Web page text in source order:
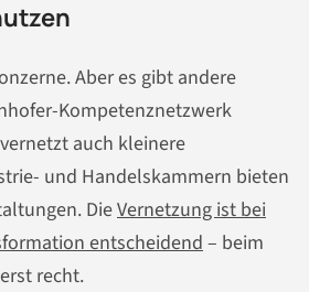
Aber es gibt andere
Kompetenznetzwerk
auch kleinere
und Handelskammern bieten
DieVernetzung ist bei
entscheidend – beim
recht.